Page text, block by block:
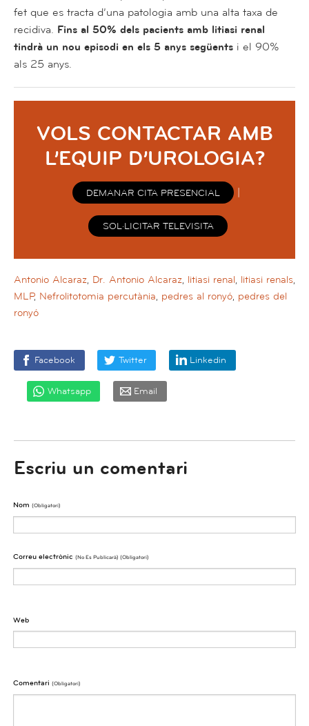
fet que es tracta d’una patologia amb una alta taxa de
recidiva. Fins al 50% dels pacients amb litiasi renal
tindrà un nou episodi en els 5 anys següents i el 90%
als 25 anys.
VOLS CONTACTAR AMB
L’EQUIP D’UROLOGIA?
DEMANAR CITA PRESENCIAL
SOL·LICITAR TELEVISITA
Antonio Alcaraz, Dr. Antonio Alcaraz, litiasi renal, litiasi renals,
MLP, Nefrolitotomia percutània, pedres al ronyó, pedres del
ronyó
Facebook Twitter Linkedin
Whatsapp Email
Escriu un comentari
Nom (obligatori)
Correu electrònic (No Es Publicarà) (obligatori)
Web
Comentari (obligatori)